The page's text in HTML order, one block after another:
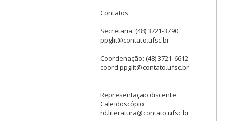
Contatos:
Secretaria: (48) 3721-3790
ppglit@contato.ufsc.br
Coordenação: (48) 3721-6612
coord.ppglit@contato.ufsc.br
Representação discente
Caleidoscópio:
rd.literatura@contato.ufsc.br